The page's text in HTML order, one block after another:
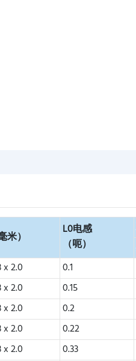
米）
L0电感
（呃）
x 2.0 0.1
x 2.0 0.15
x 2.0 0.2
x 2.0 0.22
x 2.0 0.33